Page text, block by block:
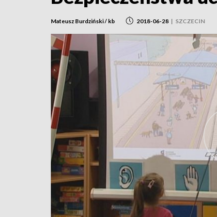
Mateusz Burdziński / kb 2018-06-28 | SZCZECIN